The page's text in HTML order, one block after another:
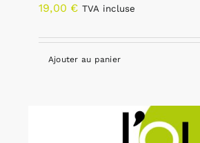
19,00 € TVA incluse
Ajouter au panier